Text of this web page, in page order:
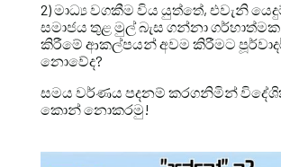
2) මාධ්‍ය වගකීම විය යුත්තේ, එවැනි
සමාජය තුළ මුල් බැස ගන්නා
කිරීමේ ආකල්පයන් අවම කිරීමට
නොවේද?
සමය වර්ණය පදනම් කරගනිමින්
කොන් නොකරමු!